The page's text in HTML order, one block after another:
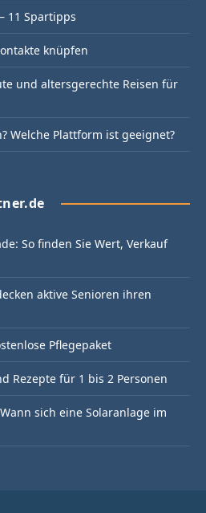
11 Spartipps
knüpfen
und altersgerechte Reisen für
Welche Plattform ist geeignet?
So finden Sie Wert, Verkauf
aktive Senioren ihren
Pflegepaket
Rezepte für 1 bis 2 Personen
sich eine Solaranlage im